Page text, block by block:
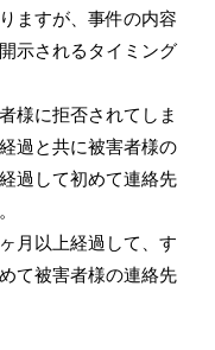
ますが、事件の内容
示されるタイミング
様に拒否されてしま
過と共に被害者様の
過して初めて連絡先
月以上経過して、す
て被害者様の連絡先